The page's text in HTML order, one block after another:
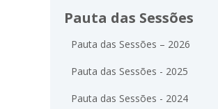
Pauta das Sessões
Pauta das Sessões – 2026
Pauta das Sessões - 2025
Pauta das Sessões - 2024